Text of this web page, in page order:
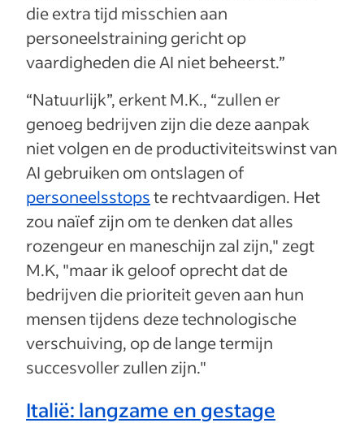
die extra tijd misschien aan
personeelstraining gericht op
vaardigheden die AI niet beheerst.”
“Natuurlijk”, erkent M.K., “zullen er
genoeg bedrijven zijn die deze aanpak
niet volgen en de productiviteitswinst van
AI gebruiken om ontslagen of
personeelsstopste rechtvaardigen. Het
zou naïef zijn om te denken dat alles
rozengeur en maneschijn zal zijn," zegt
M.K, "maar ik geloof oprecht dat de
bedrijven die prioriteit geven aan hun
mensen tijdens deze technologische
verschuiving, op de lange termijn
succesvoller zullen zijn."
Italië: langzame en gestage